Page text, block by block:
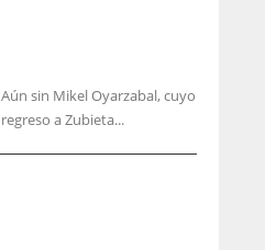
Aún sin Mikel Oyarzabal, cuyo
regreso a Zubieta...